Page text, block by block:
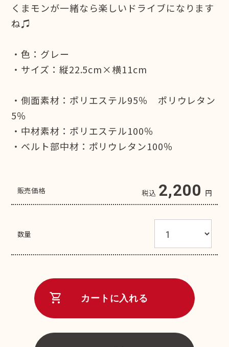
くまモンが一緒なら楽しいドライブになります
ね♫
・色：グレー
・サイズ：縦22.5cm×横11cm
・側面素材：ポリエステル95％ ポリウレタン
5％
・中材素材：ポリエステル100％
・ベルト部中材：ポリウレタン100％
販売価格 税込 2,200 円
数量
shopping_cart カートに入れる